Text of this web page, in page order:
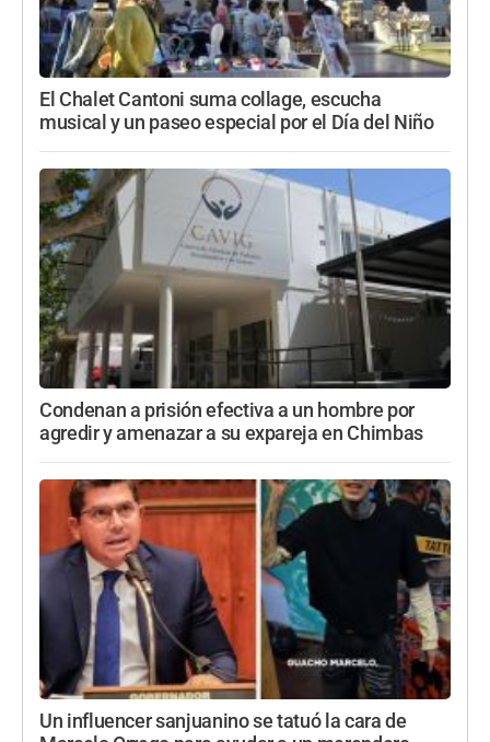
El Chalet Cantoni suma collage, escucha
musical y un paseo especial por el Día del Niño
Condenan a prisión efectiva a un hombre por
agredir y amenazar a su expareja en Chimbas
Un influencer sanjuanino se tatuó la cara de